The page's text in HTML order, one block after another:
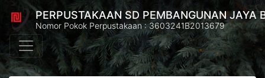
PERPUSTAKAAN SD PEMBANGUNAN JAYA
Nomor Pokok Perpustakaan : 3603241B2013679